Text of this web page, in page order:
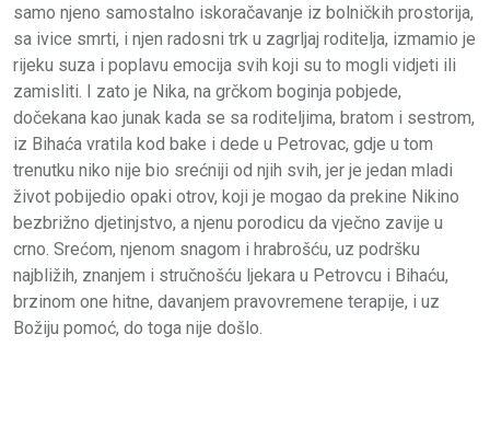
samo njeno samostalno iskoračavanje iz bolničkih prostorija,
sa ivice smrti, i njen radosni trk u zagrljaj roditelja, izmamio je
rijeku suza i poplavu emocija svih koji su to mogli vidjeti ili
zamisliti. I zato je Nika, na grčkom boginja pobjede,
dočekana kao junak kada se sa roditeljima, bratom i sestrom,
iz Bihaća vratila kod bake i dede u Petrovac, gdje u tom
trenutku niko nije bio srećniji od njih svih, jer je jedan mladi
život pobijedio opaki otrov, koji je mogao da prekine Nikino
bezbrižno djetinjstvo, a njenu porodicu da vječno zavije u
crno. Srećom, njenom snagom i hrabrošću, uz podršku
najbližih, znanjem i stručnošću ljekara u Petrovcu i Bihaću,
brzinom one hitne, davanjem pravovremene terapije, i uz
Božiju pomoć, do toga nije došlo.